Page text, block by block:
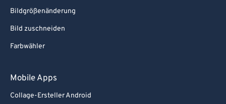
Bildgrößenänderung
Bild zuschneiden
Farbwähler
Mobile Apps
Collage-Ersteller Android